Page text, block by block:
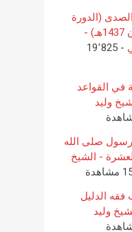
(الدورة
العلمية الثالثة - شعبان 1437هـ) -
- 19٬825
في القواعد
– الشيخ وليد
صلى الله
- الشيخ
فقه الدليل
وليد